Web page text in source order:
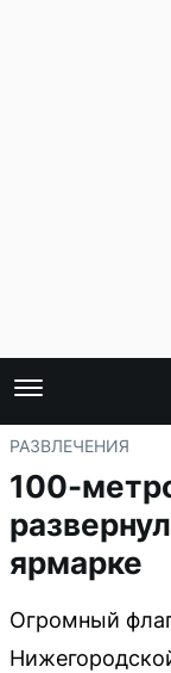
РАЗВЛЕЧЕНИЯ
100-
ярмарке
Огромный